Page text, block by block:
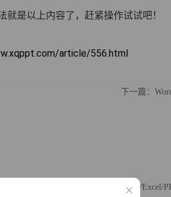
就是以上内容了，赶紧操作试试吧！
article/556.html
下一篇：
封面制作必学技巧） Word/Excel/